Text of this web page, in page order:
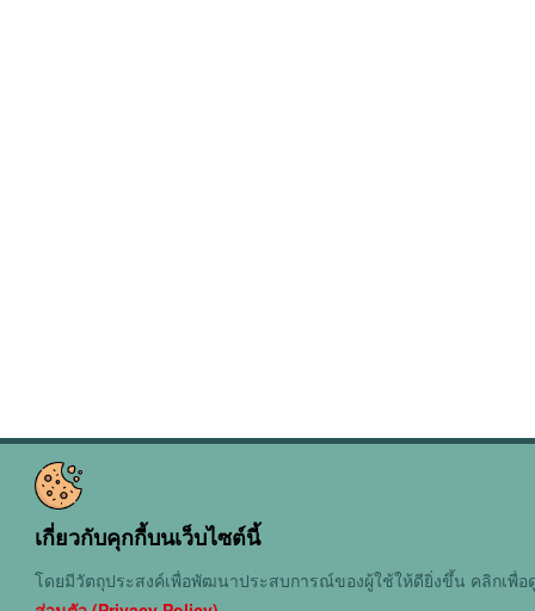
เกี่ยวกับคุกกี้บนเว็บไซต์นี้
โดยมีวัตถุประสงค์เพื่อพัฒนาประสบการณ์ของผู้ใช้ให้ดียิ่งขึ้น คลิกเพื่